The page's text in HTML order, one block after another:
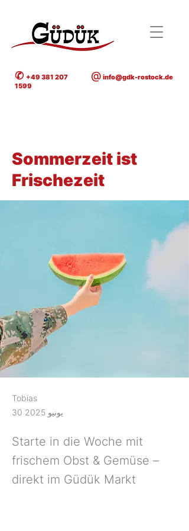
✆ +49 381 207
1599
@ info@gdk-rostock.de
Sommerzeit ist
Frischezeit
Tobias
30 يونيو 2025
Starte in die Woche mit
frischem Obst & Gemüse –
direkt im Güdük Markt